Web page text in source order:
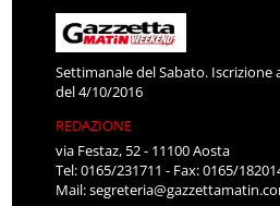
Settimanale del Sabato. Iscrizione
del 4/10/2016
REDAZIONE
via Festaz, 52 - 11100 Aosta
Tel: 0165/231711 - Fax: 0165/
Mail: